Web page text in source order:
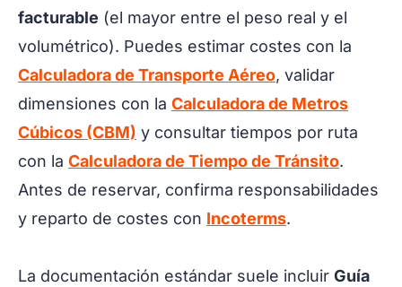
facturable (el mayor entre el peso real y el
volumétrico). Puedes estimar costes con la
Calculadora de Transporte Aéreo, validar
dimensiones con la Calculadora de Metros
Cúbicos (CBM) y consultar tiempos por ruta
con la Calculadora de Tiempo de Tránsito.
Antes de reservar, confirma responsabilidades
y reparto de costes con Incoterms.
La documentación estándar suele incluir Guía